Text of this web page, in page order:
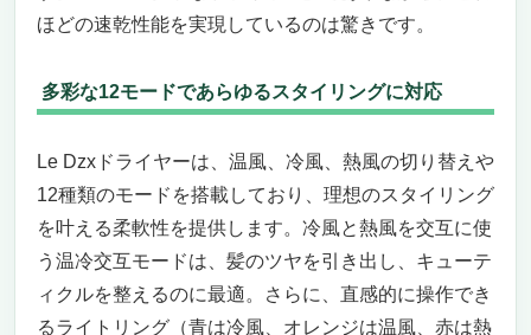
ほどの速乾性能を実現しているのは驚きです。
多彩な12モードであらゆるスタイリングに対応
Le Dzxドライヤーは、温風、冷風、熱風の切り替えや
12種類のモードを搭載しており、理想のスタイリング
を叶える柔軟性を提供します。冷風と熱風を交互に使
う温冷交互モードは、髪のツヤを引き出し、キューテ
ィクルを整えるのに最適。さらに、直感的に操作でき
るライトリング（青は冷風、オレンジは温風、赤は熱